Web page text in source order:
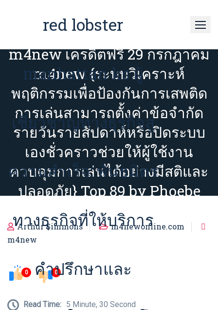
red lobster
manhattan ks ผู้
เชี่ยวชาญทางธุรกิจสู่
ความสำเร็จ: พันธมิตร
ทางธุรกิจที่ให้บริการ
คำปรึกษาและ
m4new เครดิตฟรี 29 กรกฎาคม
m4new {ระบบวิเคราะห์
พฤติกรรมเพื่อป้องกันการเสพติด
การเล่นสามารถตั้งค่าข้อจำกัด
รายวันรายสัปดาห์หรือปิดระบบ
เองชั่วคราวช่วยให้ผู้ใช้งาน
ควบคุมการเล่นได้อย่างมีสติและ
ปลอดภัย} Top 89 by Phoebe
Arthur Simmons
m4newonline.com
m4new
0 0
Read Time: 5 Minute, 30 Second